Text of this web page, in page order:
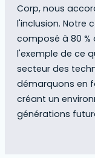
Corp, nous
l'inclusion. Notre
composé à 80
l'exemple de ce
secteur des
démarquons en
créant un
générations